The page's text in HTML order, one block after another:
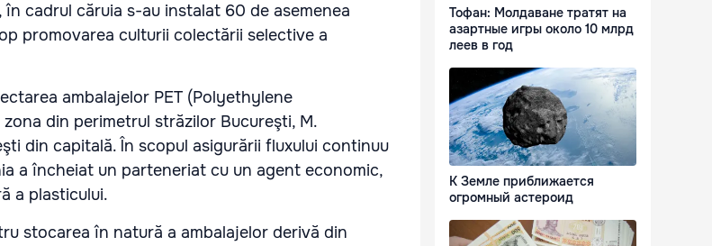
, în cadrul căruia s-au instalat 60 de asemenea
promovarea culturii colectării selective a
ambalajelor PET (Polyethylene
din perimetrul străzilor Bucureşti, M.
din capitală. În scopul asigurării fluxului continuu
a încheiat un parteneriat cu un agent economic,
a plasticului.
stocarea în natură a ambalajelor derivă din
Тофан: Молдаване тратят на
азартные игры около 10 млрд
леев в год
К Земле приближается
огромный астероид